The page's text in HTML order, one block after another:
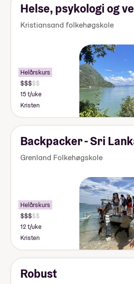
Helse, psykologi og
Kristiansand folkehøgskole
Helårskurs
15 t/uke
Kristen
Backpacker - Sri
Grenland Folkehøgskole
Helårskurs
12 t/uke
Kristen
Robust